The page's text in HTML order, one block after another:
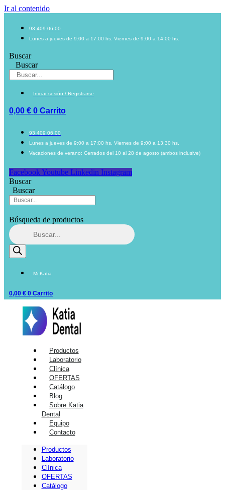
Ir al contenido
93 409 06 00
Lunes a jueves de 9:00 a 17:00 hs. Viernes de 9:00 a 14:00 hs.
Buscar
Buscar
Iniciar sesión / Registrarse
0,00 € 0 Carrito
93 409 06 00
Lunes a jueves de 9:00 a 17:00 hs. Viernes de 9:00 a 13:30 hs.
Vacaciones de verano: Cerrados del 10 al 28 de agosto (ambos inclusive)
Facebook Youtube Linkedin Instagram
Buscar
Buscar
Búsqueda de productos
Mi Katia
0,00 € 0 Carrito
Productos
Laboratorio
Clínica
OFERTAS
Catálogo
Blog
Sobre Katia
Dental
Equipo
Contacto
Productos
Laboratorio
Clínica
OFERTAS
Catálogo